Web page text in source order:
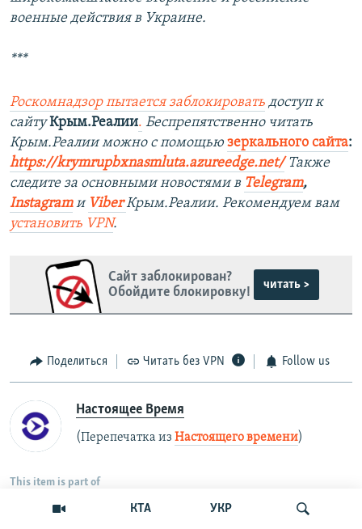
КТА УКР
военные действия в Украине.
***
Роскомнадзор пытается заблокировать доступ к
сайтуКрым.Реалии. Беспрепятственно читать
Крым.Реалии можно с помощью зеркального сайта:
https://krymrupbxnasmluta.azureedge.net/ Также
следите за основными новостями в Telegram,
Instagram и ViberКрым.Реалии. Рекомендуем вам
установить VPN.
Сайт заблокирован?
Обойдите блокировку!
читать >
Поделиться Читать без VPN Follow us
Настоящее Время
(Перепечатка из Настоящего времени)
This item is part of